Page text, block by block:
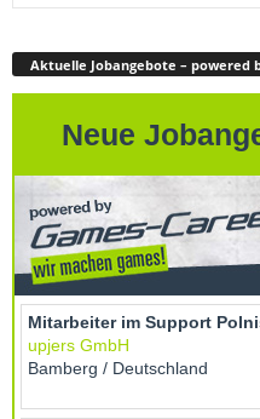
Aktuelle Jobangebote – powered